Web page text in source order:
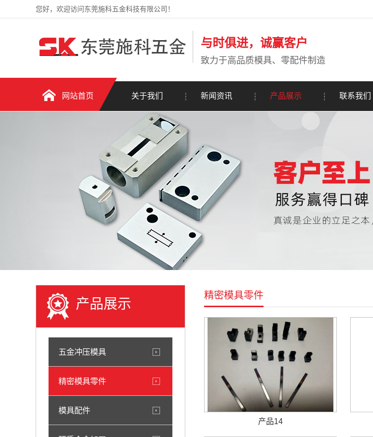
您好，欢迎访问东莞施科五金科技有限公司！
与时俱进，诚赢客户
致力于高品质模具、零配件制造
网站首页 关于我们 新闻资讯 产品展示 联系我们
产品展示
五金冲压模具
精密模具零件
模具配件
精密模具零件
产品14